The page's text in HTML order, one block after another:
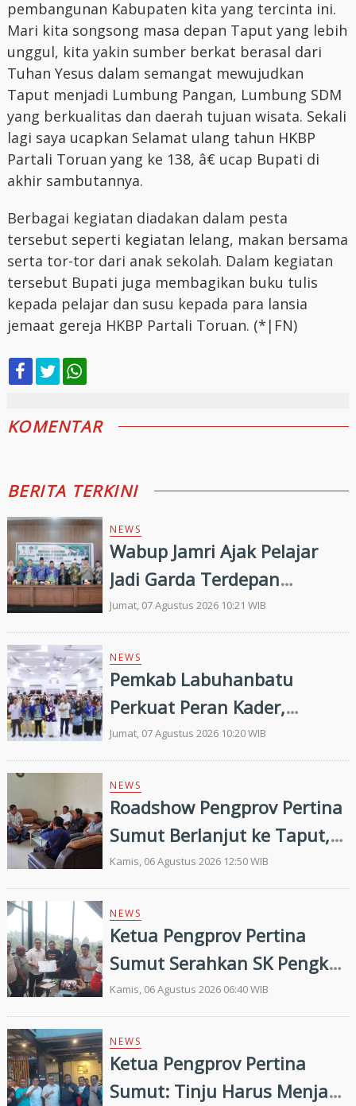
pembangunan Kabupaten kita yang tercinta ini.
Mari kita songsong masa depan Taput yang lebih
unggul, kita yakin sumber berkat berasal dari
Tuhan Yesus dalam semangat mewujudkan
Taput menjadi Lumbung Pangan, Lumbung SDM
yang berkualitas dan daerah tujuan wisata. Sekali
lagi saya ucapkan Selamat ulang tahun HKBP
Partali Toruan yang ke 138, â€ ucap Bupati di
akhir sambutannya.
Berbagai kegiatan diadakan dalam pesta
tersebut seperti kegiatan lelang, makan bersama
serta tor-tor dari anak sekolah. Dalam kegiatan
tersebut Bupati juga membagikan buku tulis
kepada pelajar dan susu kepada para lansia
jemaat gereja HKBP Partali Toruan. (*|FN)
KOMENTAR
BERITA TERKINI
NEWS
Wabup Jamri Ajak Pelajar
Jadi Garda Terdepan
Merawat Kerukunan di Era
Digital
Jumat, 07 Agustus 2026 10:21 WIB
NEWS
Pemkab Labuhanbatu
Perkuat Peran Kader,
Efektivitas Penurunan
Stunting Masih Menjadi
Tantangan Bersama
Jumat, 07 Agustus 2026 10:20 WIB
NEWS
Roadshow Pengprov Pertina
Sumut Berlanjut ke Taput,
Pengkab Siap Dukung
Pembinaan dan Targetkan
Prestasi di Porprovsu 2026
Kamis, 06 Agustus 2026 12:50 WIB
NEWS
Ketua Pengprov Pertina
Sumut Serahkan SK Pengkab
Pertina Madina Periode
2026–2030
Kamis, 06 Agustus 2026 06:40 WIB
NEWS
Ketua Pengprov Pertina
Sumut: Tinju Harus Menjadi